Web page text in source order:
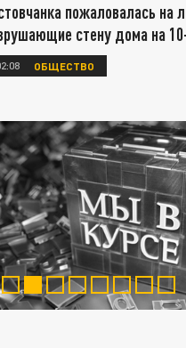
пожаловалась на
стену дома на
ОБЩЕСТВО